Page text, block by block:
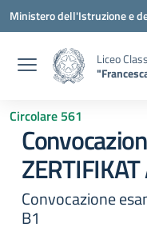
Vai ai contenuti
Vai al menu di navigazione
Vai al footer
Ministero dell'Istruzione e
Liceo
Circolare 561
Convocazione
B1